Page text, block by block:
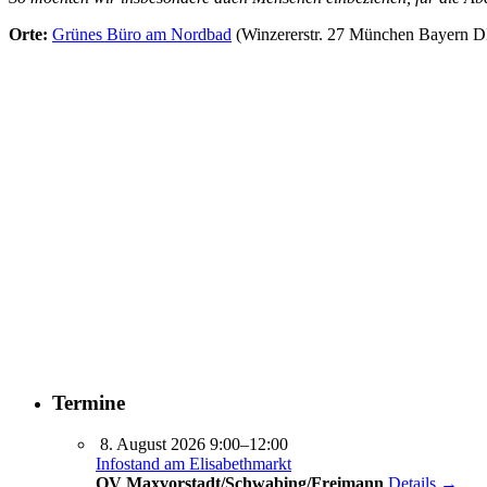
Orte: Grünes Büro am Nordbad (Winzererstr. 27 München Bayern
Termine
8. August 2026 9:00–12:00
Infostand am Elisabethmarkt